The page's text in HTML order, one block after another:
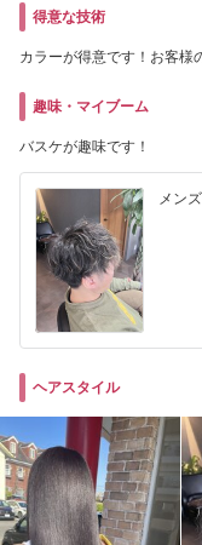
得意な技術
カラーが得意です！お客様
趣味・マイブーム
バスケが趣味です！
メン
ヘアスタイル